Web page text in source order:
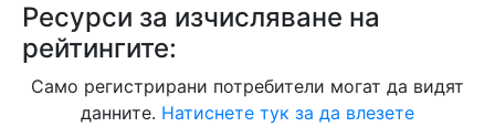
Ресурси за изчисляване на
рейтингите:
Само регистрирани потребители могат да видят
данните. Натиснете тук за да влезете